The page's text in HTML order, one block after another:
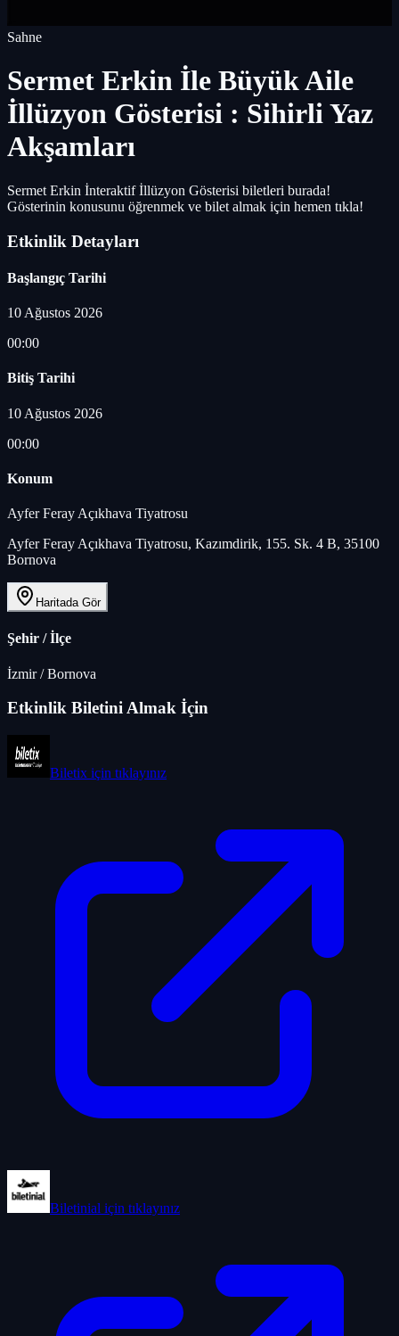
Sahne
Sermet Erkin İle Büyük Aile
İllüzyon Gösterisi : Sihirli Yaz
Akşamları
Sermet Erkin İnteraktif İllüzyon Gösterisi biletleri burada!
Gösterinin konusunu öğrenmek ve bilet almak için hemen tıkla!
Etkinlik Detayları
Başlangıç Tarihi
10 Ağustos 2026
00:00
Bitiş Tarihi
10 Ağustos 2026
00:00
Konum
Ayfer Feray Açıkhava Tiyatrosu
Ayfer Feray Açıkhava Tiyatrosu, Kazımdirik, 155. Sk. 4 B, 35100
Bornova
Haritada Gör
Şehir / İlçe
İzmir/Bornova
Etkinlik Biletini Almak İçin
Biletix için tıklayınız
Biletinial için tıklayınız